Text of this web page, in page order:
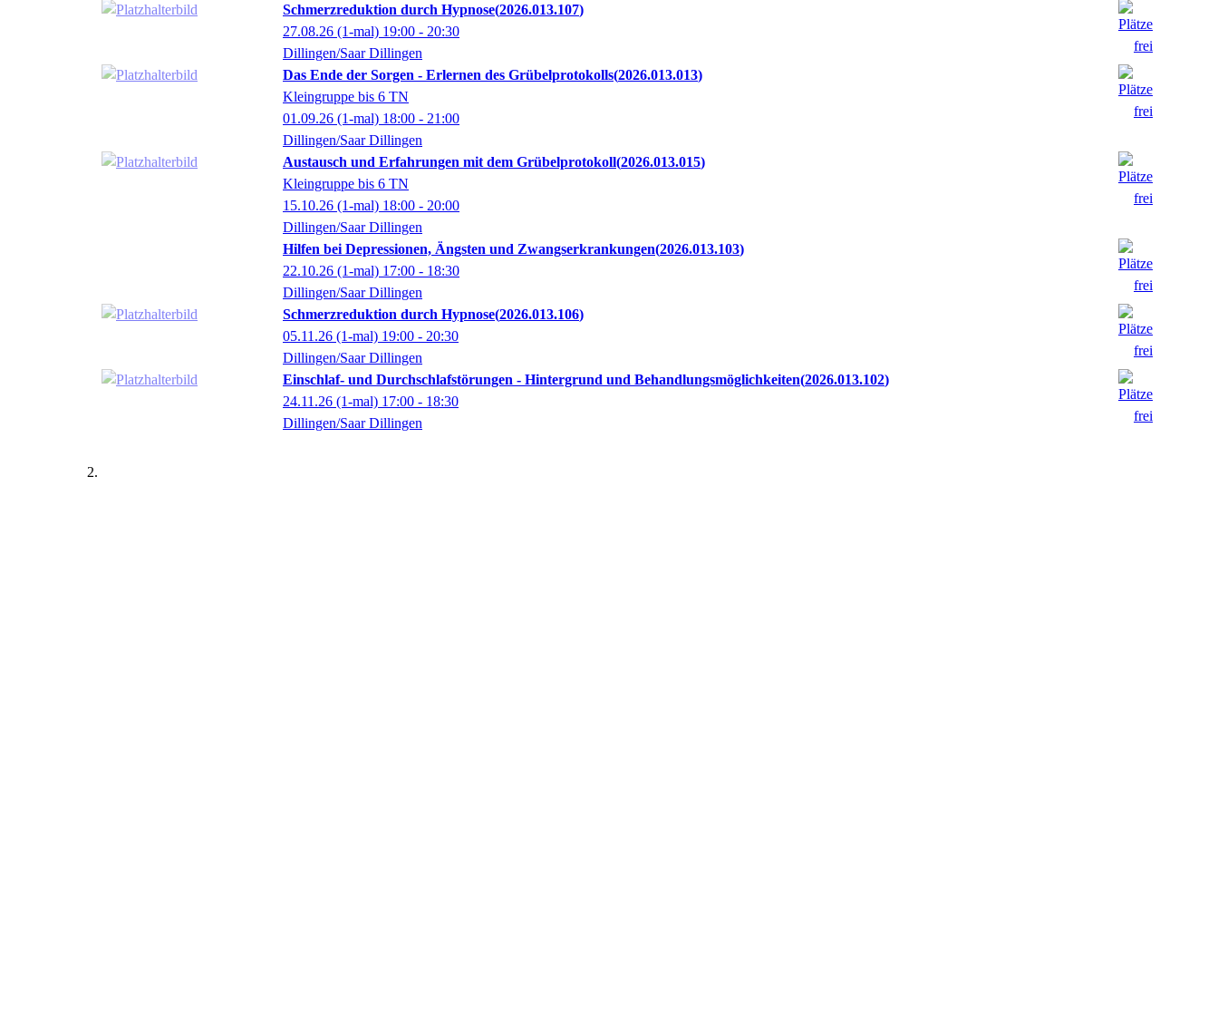
Schmerzreduktion durch Hypnose 2026.013.107
27.08.26 (1-mal) 19:00 - 20:30
Dillingen/Saar Dillingen
Das Ende der Sorgen - Erlernen des Grübelprotokolls 2026.013.013
Kleingruppe bis 6 TN
01.09.26 (1-mal) 18:00 - 21:00
Dillingen/Saar Dillingen
Austausch und Erfahrungen mit dem Grübelprotokoll 2026.013.015
Kleingruppe bis 6 TN
15.10.26 (1-mal) 18:00 - 20:00
Dillingen/Saar Dillingen
Hilfen bei Depressionen, Ängsten und Zwangserkrankungen 2026.013.103
22.10.26 (1-mal) 17:00 - 18:30
Dillingen/Saar Dillingen
Schmerzreduktion durch Hypnose 2026.013.106
05.11.26 (1-mal) 19:00 - 20:30
Dillingen/Saar Dillingen
Einschlaf- und Durchschlafstörungen - Hintergrund und Behandlungsmöglichkeiten 2026.013.102
24.11.26 (1-mal) 17:00 - 18:30
Dillingen/Saar Dillingen